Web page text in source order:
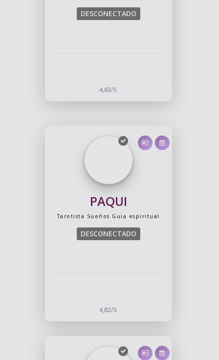
DESCONECTADO
4,83/5
PAQUI
Tarotista Sueños Guia espiritual
DESCONECTADO
4,82/5